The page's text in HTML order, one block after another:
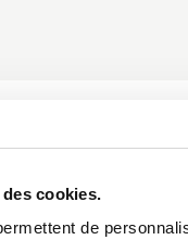
cookies.
de